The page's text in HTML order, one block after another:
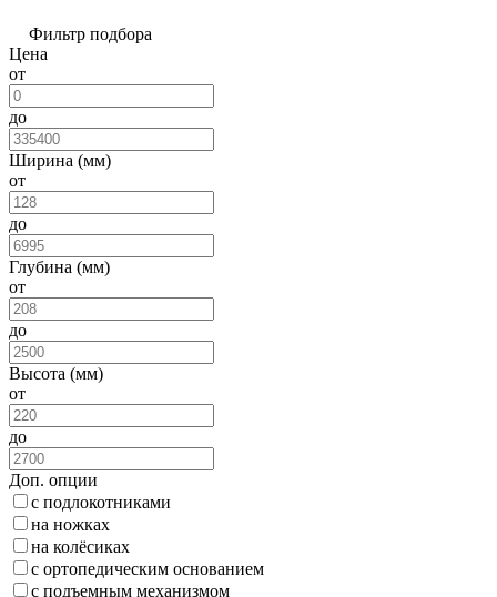
Фильтр подбора
Цена
от
до
Ширина (мм)
от
до
Глубина (мм)
от
до
Высота (мм)
от
до
Доп. опции
с подлокотниками
на ножках
на колёсиках
с ортопедическим основанием
с подъемным механизмом